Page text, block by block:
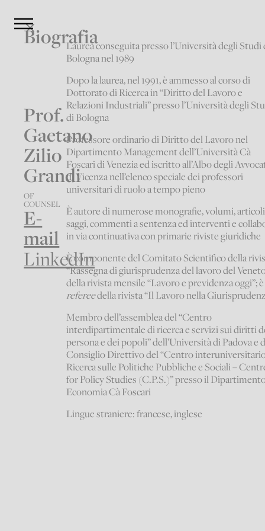
Biografia
Prof.
Gaetano
Zilio
Grandi
OF
COUNSEL
E-
mail
LinkedIn
Laurea conseguita presso l’Università degli Studi
Bologna nel 1989
Dopo la laurea, nel 1991, è ammesso al corso di
Dottorato di Ricerca in “Diritto del Lavoro e
Relazioni Industriali” presso l’Università degli
di Bologna
Professore ordinario di Diritto del Lavoro nel
Dipartimento Management dell’Università Cà
Foscari di Venezia ed iscritto all’Albo degli
di Vicenza nell’elenco speciale dei professori
universitari di ruolo a tempo pieno
È autore di numerose monografie, volumi,
saggi, commenti a sentenza ed interventi e
in via continuativa con primarie riviste giuridiche
È componente del Comitato Scientifico della
“Rassegna di giurisprudenza del lavoro del
della rivista mensile “Lavoro e previdenza oggi”; è
refereedella rivista “Il Lavoro nella
Membro dell’assemblea del “Centro
interdipartimentale di ricerca e servizi sui diritti
persona e dei popoli” dell’Università di Padova e
Consiglio Direttivo del “Centro
Ricerca sulle Politiche Pubbliche e Sociali –
for Policy Studies (C.P.S.)” presso il
Economia Cà Foscari
Lingue straniere: francese, inglese